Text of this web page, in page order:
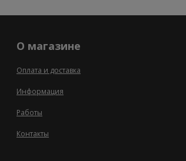
О магазине
Оплата и доставка
Информация
Работы
Контакты